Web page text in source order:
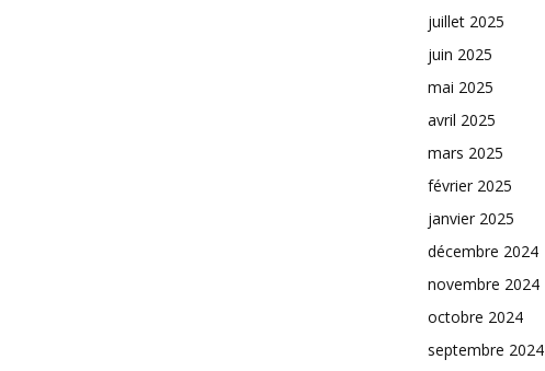
juillet 2025
juin 2025
mai 2025
avril 2025
mars 2025
février 2025
janvier 2025
décembre 2024
novembre 2024
octobre 2024
septembre 2024